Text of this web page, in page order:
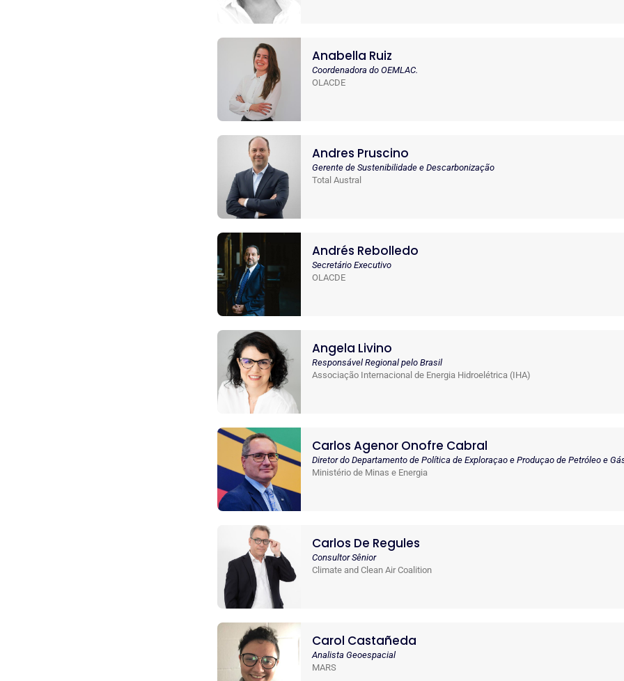
Anabella Ruiz
Coordenadora do OEMLAC.
OLACDE
Andres Pruscino
Gerente de Sustenibilidade e Descarbonização
Total Austral
Andrés Rebolledo
Secretário Executivo
OLACDE
Angela Livino
Responsável Regional pelo Brasil
Associação Internacional de Energia Hidroelétrica (IHA)
Carlos Agenor Onofre Cabral
Diretor do Departamento de Política de Exploraçao e Produçao de Petróleo e
Ministério de Minas e Energia
Carlos De Regules
Consultor Sênior
Climate and Clean Air Coalition
Carol Castañeda
Analista Geoespacial
MARS